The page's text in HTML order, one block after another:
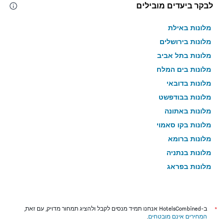
לבקר ביעדים מובילים
מלונות באילת
מלונות בירושלים
מלונות בתל אביב
מלונות בים המלח
מלונות בדובאי
מלונות בבודפשט
מלונות באתונה
מלונות בקו סאמוי
מלונות ברומא
מלונות בנתניה
מלונות בפראג
מלונות בניו יורק
מלונות בבנגקוק
*
ב-HotelsCombined אנחנו תמיד מנסים לקבל ולהציג תמחור מדויק, עם זאת,
המחירים אינם מובטחים.